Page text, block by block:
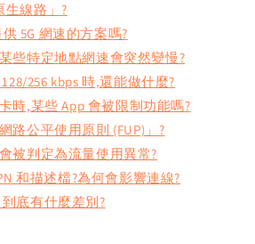
生線路」?
5G 網速的方案嗎?
些特定地點網速會突然變慢?
256 kbps 時,還能做什麼?
時,某些 App 會被限制功能嗎?
路公平使用原則 (FUP)」?
被判定為流量使用異常?
和描述檔?為何會影響連線?
到底有什麼差別?